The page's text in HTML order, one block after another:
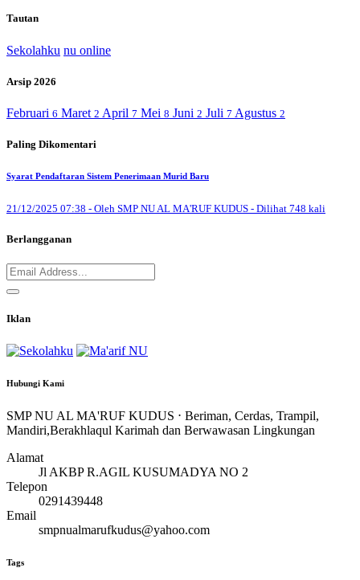
Tautan
Sekolahku nu online
Arsip 2026
Februari 6 Maret 2 April 7 Mei 8 Juni 2 Juli 7 Agustus 2
Paling Dikomentari
Syarat Pendaftaran Sistem Penerimaan Murid Baru
21/12/2025 07:38 - Oleh SMP NU AL MA'RUF KUDUS - Dilihat 748 kali
Berlangganan
Iklan
Hubungi Kami
SMP NU AL MA'RUF KUDUS ⋅ Beriman, Cerdas, Trampil,
Mandiri,Berakhlaqul Karimah dan Berwawasan Lingkungan
Alamat
Jl AKBP R.AGIL KUSUMADYA NO 2
Telepon
0291439448
Email
smpnualmarufkudus@yahoo.com
Tags